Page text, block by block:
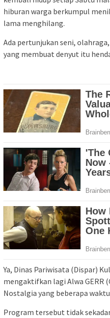
hiburan warga berkumpul
lama menghilang.
Ada pertunjukan seni,
yang membuat denyut itu
Ya, Dinas Pariwisata (Dispar)
mengaktifkan lagi Alwa GERR
Nostalgia yang beberapa
Program tersebut tidak